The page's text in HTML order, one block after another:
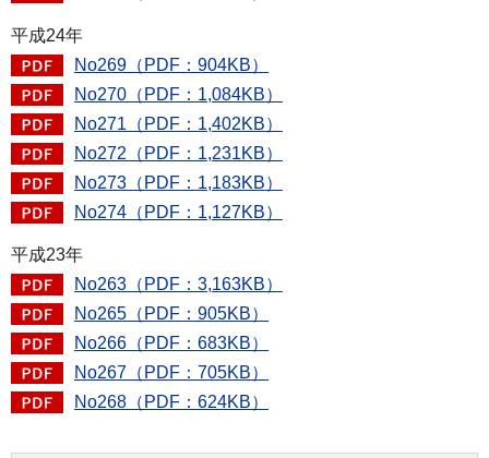
平成24年
No269（PDF：904KB）
No270（PDF：1,084KB）
No271（PDF：1,402KB）
No272（PDF：1,231KB）
No273（PDF：1,183KB）
No274（PDF：1,127KB）
平成23年
No263（PDF：3,163KB）
No265（PDF：905KB）
No266（PDF：683KB）
No267（PDF：705KB）
No268（PDF：624KB）